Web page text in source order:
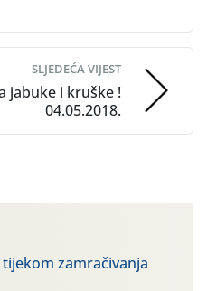
SLJEDEĆA VIJEST
jabuke i kruške !
04.05.2018.
zamračivanja